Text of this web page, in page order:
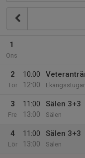
1
Ons
2
Tor
10:00
12:00
3
Fre
11:00
13:00
Sälen 3+3
Sälen
4
Lör
11:00
13:00
Sälen 3+3
Sälen